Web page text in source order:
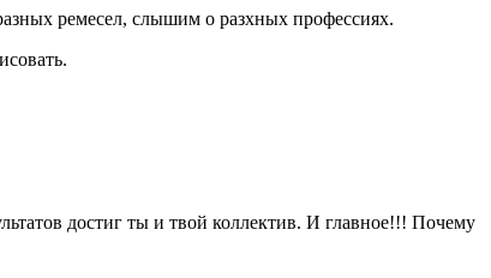
ремесел, слышим о разхных профессиях.
достиг ты и твой коллектив. И главное!!! Почему